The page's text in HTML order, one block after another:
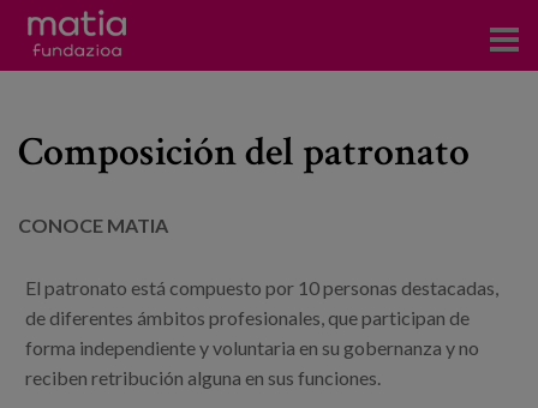
Servicios
Noticias
Blog
Composición del patronato
CONOCE MATIA
El patronato está compuesto por 10 personas destacadas,
de diferentes ámbitos profesionales, que participan de
forma independiente y voluntaria en su gobernanza y no
reciben retribución alguna en sus funciones.